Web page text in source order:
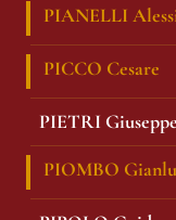
PIANELLI
PICCO Cesare
PIETRI Giuseppe
PIOMBO